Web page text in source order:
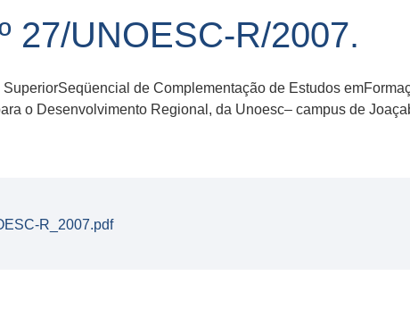
27/UNOESC-R/2007.
de Complementação de Estudos
o Desenvolvimento Regional, da Unoesc– campus de
R_2007.pdf